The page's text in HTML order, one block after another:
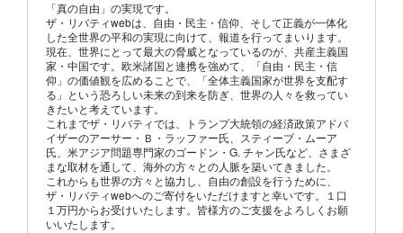
「真の自由」の実現です。
ザ・リバティwebは、自由・民主・信仰、そして正義が一体化
した全世界の平和の実現に向けて、報道を行ってまいります。
現在、世界にとって最大の脅威となっているのが、共産主義国
家・中国です。欧米諸国と連携を強めて、「自由・民主・信
仰」の価値観を広めることで、「全体主義国家が世界を支配す
る」という恐ろしい未来の到来を防ぎ、世界の人々を救ってい
きたいと考えています。
これまでザ・リバティでは、トランプ大統領の経済政策アドバ
イザーのアーサー・Ｂ・ラッファー氏、スティーブ・ムーア
氏、米アジア問題専門家のゴードン・G. チャン氏など、さまざ
まな取材を通して、海外の方々との人脈を築いてきました。
これからも世界の方々と協力し、自由の創設を行うために、
ザ・リバティwebへのご寄付をいただけますと幸いです。１口
１万円からお受けいたします。皆様方のご支援をよろしくお願
いいたします。